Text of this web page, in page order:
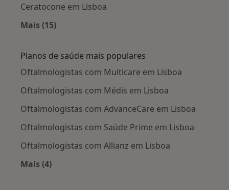
Ceratocone em Lisboa
Mais (15)
Planos de saúde mais populares
Oftalmologistas com Multicare em Lisboa
Oftalmologistas com Médis em Lisboa
Oftalmologistas com AdvanceCare em Lisboa
Oftalmologistas com Saúde Prime em Lisboa
Oftalmologistas com Allianz em Lisboa
Mais (4)